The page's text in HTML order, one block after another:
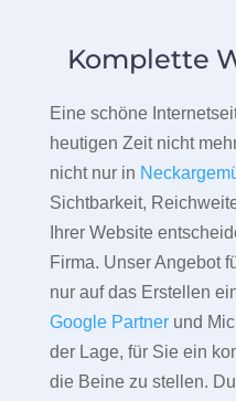
Komplette
Eine schöne
heutigen Zeit nicht
nicht nur in
Sichtbarkeit,
Ihrer Website
Firma. Unser Angebot
nur auf das Erstellen
Google Partnerund
der Lage, für Sie ein
die Beine zu stellen.